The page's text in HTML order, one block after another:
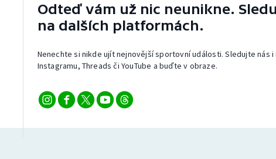
Odteď vám už nic neunikne.
na dalších platformách.
Nenechte si nikde ujít nejnovější sportovní události. Sledujte nás i
Instagramu, Threads či YouTube a buďte v obraze.